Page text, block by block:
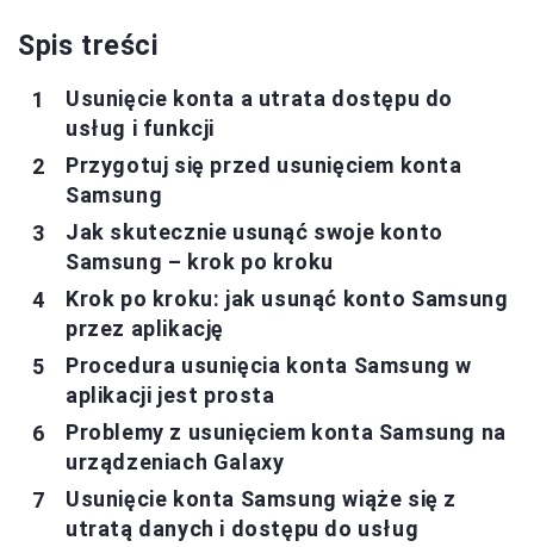
Spis treści
Usunięcie konta a utrata dostępu do
usług i funkcji
Przygotuj się przed usunięciem konta
Samsung
Jak skutecznie usunąć swoje konto
Samsung – krok po kroku
Krok po kroku: jak usunąć konto Samsung
przez aplikację
Procedura usunięcia konta Samsung w
aplikacji jest prosta
Problemy z usunięciem konta Samsung na
urządzeniach Galaxy
Usunięcie konta Samsung wiąże się z
utratą danych i dostępu do usług